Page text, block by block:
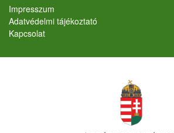
Lábléc
Impresszum
Adatvédelmi tájékoztató
Kapcsolat